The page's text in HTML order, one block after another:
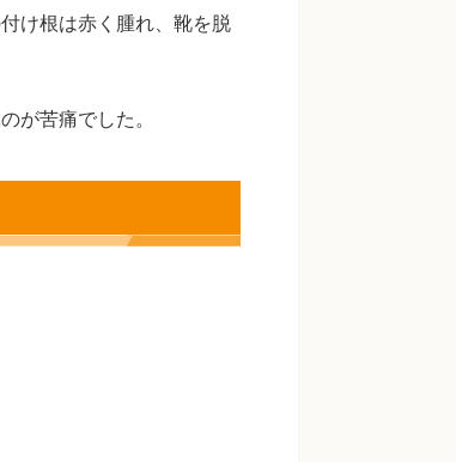
け根は赤く腫れ、靴を脱
が苦痛でした。